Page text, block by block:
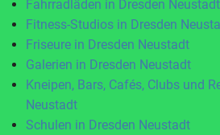
Fahrradläden in Dresden Neustadt
Fitness-Studios in Dresden
Friseure in Dresden Neustadt
Galerien in Dresden Neustadt
Kneipen, Bars, Cafés, Clubs und
Neustadt
Schulen in Dresden Neustadt